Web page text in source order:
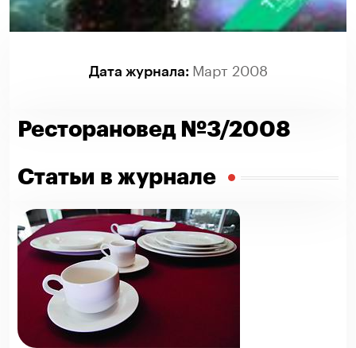
Ресторановед №3/2008
Статьи в журнале
Дата журнала: Март 2008